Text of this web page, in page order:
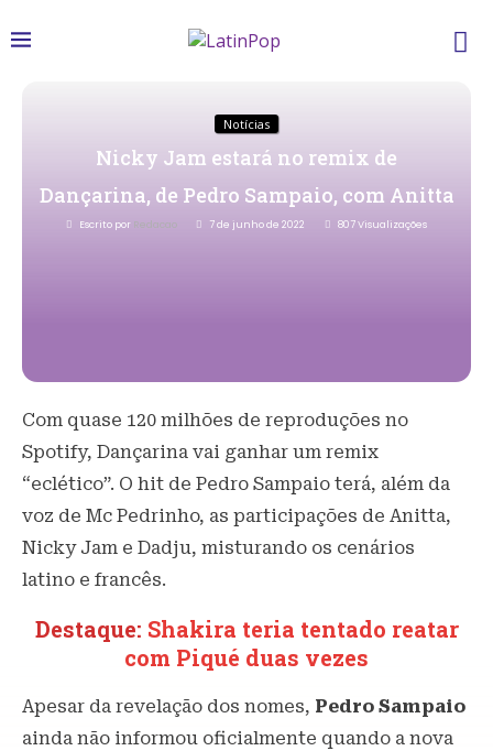
Notícias
Nicky Jam estará no remix de
Dançarina, de Pedro Sampaio, com Anitta
Escrito por Redacao 7 de junho de 2022 807Visualizações
Com quase 120 milhões de reproduções no
Spotify, Dançarina vai ganhar um remix
“eclético”. O hit de Pedro Sampaio terá, além da
voz de Mc Pedrinho, as participações de Anitta,
Nicky Jam e Dadju, misturando os cenários
latino e francês.
Destaque: Shakira teria tentado reatar
com Piqué duas vezes
Apesar da revelação dos nomes, Pedro Sampaio
ainda não informou oficialmente quando a nova